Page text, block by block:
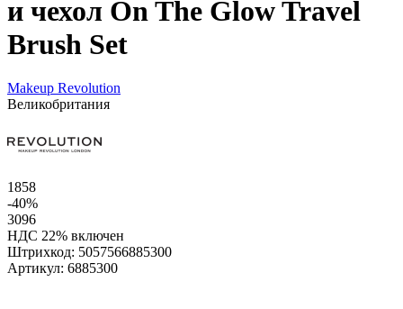
и чехол On The Glow Travel
Brush Set
Makeup Revolution
Великобритания
1858
-40%
3096
НДС 22% включен
Штрихкод: 5057566885300
Артикул: 6885300